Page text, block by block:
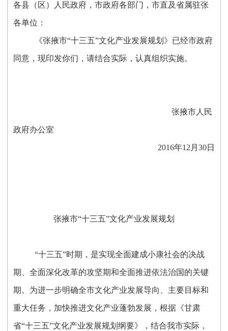
各县（区）人民政府，市政府各部门，市直及省属驻张
各单位：
《张掖市“十三五”文化产业发展规划》已经市政府
同意，现印发你们，请结合实际，认真组织实施。
张掖市人民
政府办公室
2016年12月30日
张掖市“十三五”文化产业发展规划
“十三五”时期，是实现全面建成小康社会的决战
期、全面深化改革的攻坚期和全面推进依法治国的关键
期。为进一步明确全市文化产业发展导向、主要目标和
重大任务，加快推进文化产业蓬勃发展，根据《甘肃
省“十三五”文化产业发展规划纲要》，结合我市实际，